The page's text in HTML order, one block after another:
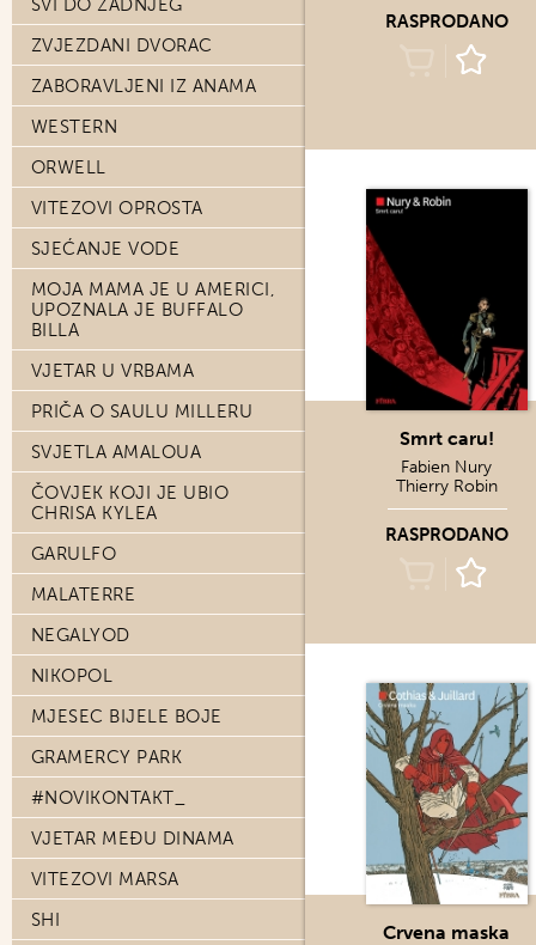
SVI DO ZADNJEG
ZVJEZDANI DVORAC
ZABORAVLJENI IZ ANAMA
WESTERN
ORWELL
VITEZOVI OPROSTA
SJEĆANJE VODE
MOJA MAMA JE U AMERICI,
UPOZNALA JE BUFFALO
BILLA
VJETAR U VRBAMA
PRIČA O SAULU MILLERU
SVJETLA AMALOUA
ČOVJEK KOJI JE UBIO
CHRISA KYLEA
GARULFO
MALATERRE
NEGALYOD
NIKOPOL
MJESEC BIJELE BOJE
GRAMERCY PARK
#NOVIKONTAKT_
VJETAR MEĐU DINAMA
VITEZOVI MARSA
SHI
RASPRODANO
Smrt caru!
Fabien Nury
Thierry Robin
RASPRODANO
Crvena maska